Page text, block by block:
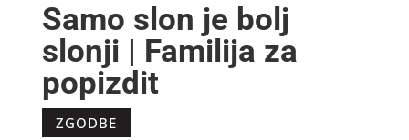
Samo slon je bolj
slonji | Familija za
popizdit
ZGODBE